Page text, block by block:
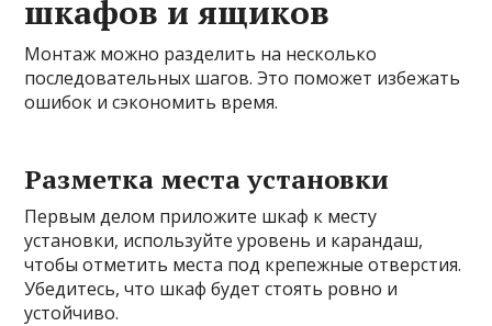
шкафов и ящиков
Монтаж можно разделить на несколько
последовательных шагов. Это поможет избежать
ошибок и сэкономить время.
Разметка места установки
Первым делом приложите шкаф к месту
установки, используйте уровень и карандаш,
чтобы отметить места под крепежные отверстия.
Убедитесь, что шкаф будет стоять ровно и
устойчиво.